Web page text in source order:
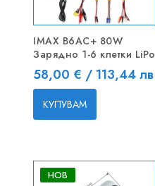
IMAX B6AC+ 80W
Зарядно 1-6 клетки LiPo
Цена
58,00 € / 113,44 лв
КУПУВАМ
НОВ